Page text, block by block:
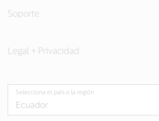
Soporte
Legal + Privacidad
Selecciona el país o la región